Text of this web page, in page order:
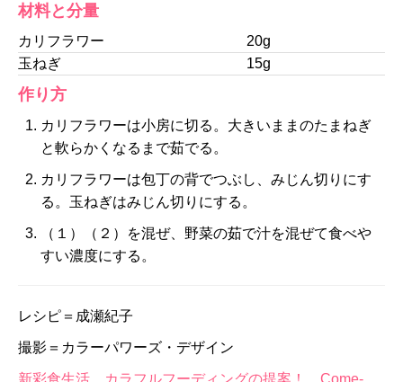
材料と分量
カリフラワー
20g
玉ねぎ
15g
作り方
カリフラワーは小房に切る。大きいままのたまねぎ
と軟らかくなるまで茹でる。
カリフラワーは包丁の背でつぶし、みじん切りにす
る。玉ねぎはみじん切りにする。
（１）（２）を混ぜ、野菜の茹で汁を混ぜて食べや
すい濃度にする。
レシピ＝成瀬紀子
撮影＝カラーパワーズ・デザイン
新彩食生活 カラフルフーディングの提案！ Come-